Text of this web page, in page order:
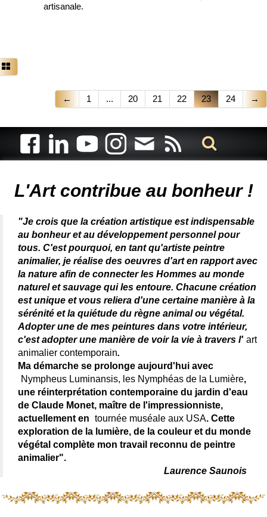
artisanale.
← 1 ... 20 21 22 23 24 →
L'Art contribue au bonheur !
"Je crois que la création artistique est indispensable
au bonheur et au développement personnel pour
tous. C'est pourquoi, en tant qu'artiste peintre
animalier, je réalise des oeuvres d'art en rapport avec
la nature afin de connecter les Hommes au monde
naturel et sauvage qui les entoure. Chacune création
est unique et vous reliera d'une certaine manière à la
sérénité et la quiétude du règne animal ou végétal.
Adopter une de mes peintures dans votre intérieur,
c'est adopter une manière de voir la vie à travers l' art
animalier contemporain.
Ma démarche se prolonge aujourd'hui avec
Nympheus Luminansis, les Nymphéas de la Lumière,
une réinterprétation contemporaine du jardin d'eau
de Claude Monet, maître de l'impressionniste,
actuellement en tournée muséale aux USA. Cette
exploration de la lumière, de la couleur et du monde
végétal complète mon travail reconnu de peintre
animalier".
Laurence Saunois